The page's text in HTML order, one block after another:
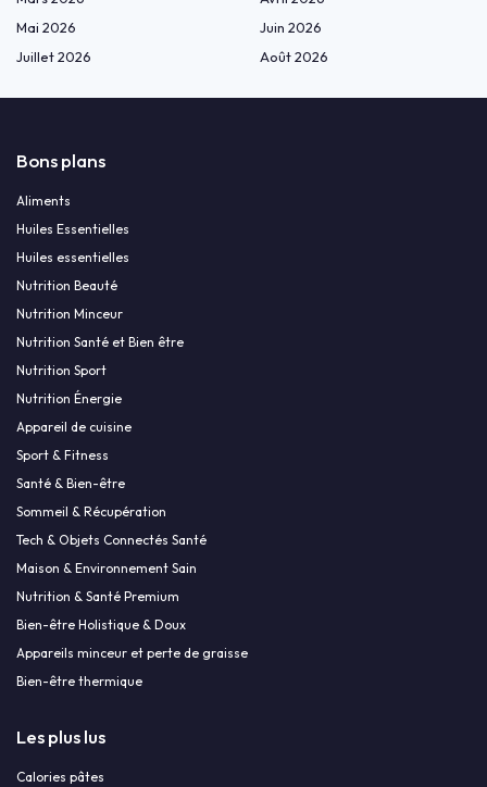
Mai 2026
Juin 2026
Juillet 2026
Août 2026
Bons plans
Aliments
Huiles Essentielles
Huiles essentielles
Nutrition Beauté
Nutrition Minceur
Nutrition Santé et Bien être
Nutrition Sport
Nutrition Énergie
Appareil de cuisine
Sport & Fitness
Santé & Bien-être
Sommeil & Récupération
Tech & Objets Connectés Santé
Maison & Environnement Sain
Nutrition & Santé Premium
Bien-être Holistique & Doux
Appareils minceur et perte de graisse
Bien-être thermique
Les plus lus
Calories pâtes